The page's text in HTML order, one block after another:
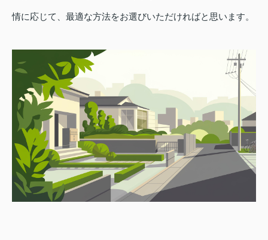
情に応じて、最適な方法をお選びいただければと思います。